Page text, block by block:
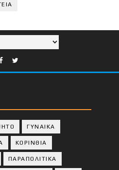
ΓΥΝΑΙΚΑ
ΚΟΡΙΝΘΙΑ
ΠΑΡΑΠΟΛΙΤΙΚΑ